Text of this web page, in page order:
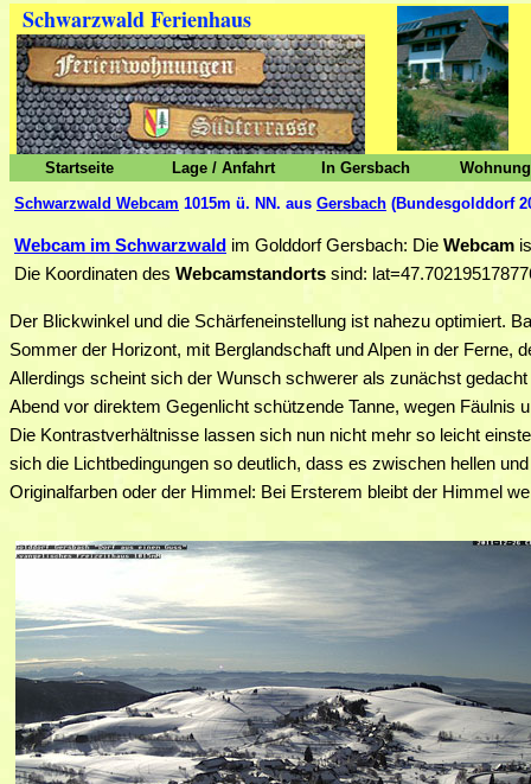
Schwarzwald Ferienhaus
Startseite Lage / Anfahrt In Gersbach
Schwarzwald Webcam 1015m ü. NN. aus Gersbach (Bundesgolddorf
Webcam im Schwarzwald im Golddorf Gersbach: Die Webcam
Die Koordinaten des Webcamstandorts sind:
Der Blickwinkel und die Schärfeneinstellung ist nahezu optimiert.
Sommer der Horizont, mit Berglandschaft und Alpen in der Ferne,
Allerdings scheint sich der Wunsch schwerer als zunächst
Abend vor direktem Gegenlicht schützende Tanne, wegen Fäulnis
Die Kontrastverhältnisse lassen sich nun nicht mehr so leicht
sich die Lichtbedingungen so deutlich, dass es zwischen hellen
Originalfarben oder der Himmel: Bei Ersterem bleibt der Himmel